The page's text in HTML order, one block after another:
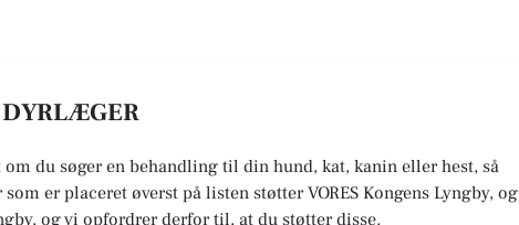
DYRLÆGER
du søger en behandling til din hund, kat, kanin eller hest, så
er placeret øverst på listen støtter VORES Kongens Lyngby, og
og vi opfordrer derfor til, at du støtter disse.